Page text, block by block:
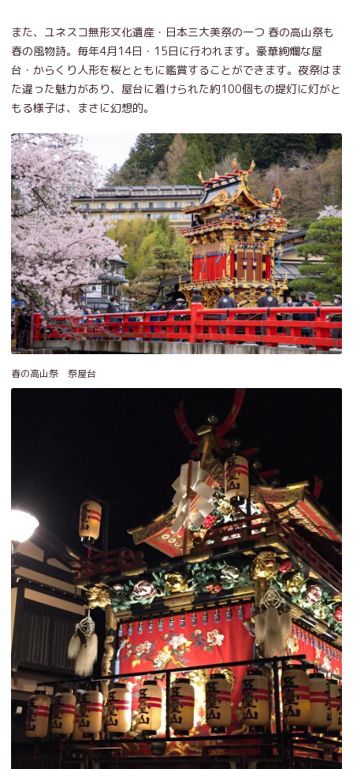
また、ユネスコ無形文化遺産・日本三大美祭の一つ 春の高山祭も
春の風物詩。毎年4月14日・15日に行われます。豪華絢爛な屋
台・からくり人形を桜とともに鑑賞することができます。夜祭はま
た違った魅力があり、屋台に着けられた約100個もの提灯に灯がと
もる様子は、まさに幻想的。
春の高山祭 祭屋台